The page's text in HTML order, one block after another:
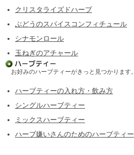
クリスタライズドハーブ
ぶどうのスパイスコンフィチュール
シナモンロール
玉ねぎのアチャール
お好みのハーブティーがきっと見つかります。
ハーブティーの入れ方・飲み方
シングルハーブティー
ミックスハーブティー
ハーブ嫌いさんのためのハーブティー